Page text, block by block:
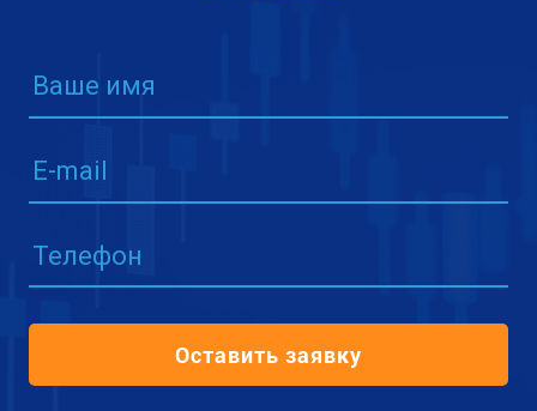
Ваше имя
E-mail
Телефон
Оставить заявку